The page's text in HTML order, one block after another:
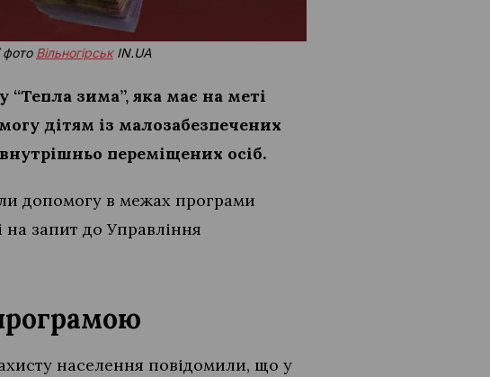
фото ВільногірськIN.UA
зима”, яка має на меті
дітям із малозабезпечених
переміщених осіб.
допомогу в межах програми
на запит до Управління
населення повідомили, що у